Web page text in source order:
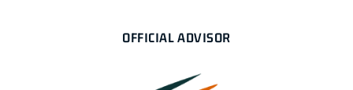
OFFICIAL ADVISOR